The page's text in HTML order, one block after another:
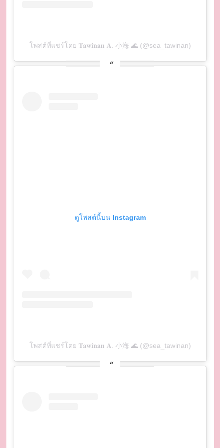
โพสต์ที่แชร์โดย 𝐓𝐚𝐰𝐢𝐧𝐚𝐧 𝐀. 小海 🌊 (@sea_tawinan)
ดูโพสต์นี้บน Instagram
โพสต์ที่แชร์โดย 𝐓𝐚𝐰𝐢𝐧𝐚𝐧 𝐀. 小海 🌊 (@sea_tawinan)